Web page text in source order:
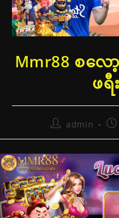
Mmr88 စလ
ဖရီ
Postadmin